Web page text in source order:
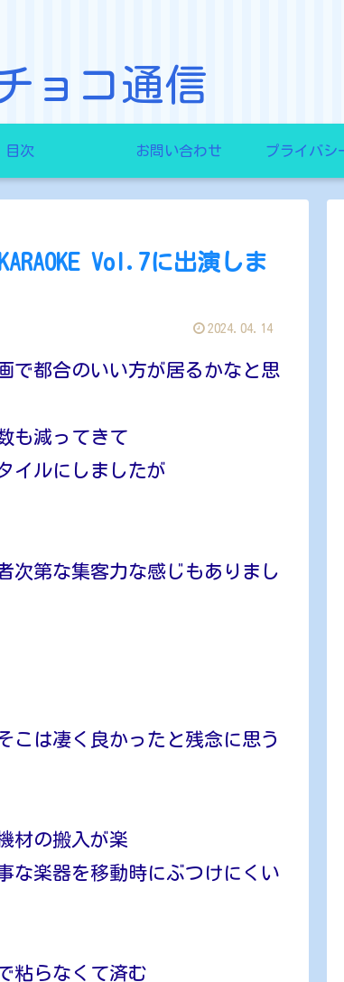
ョコ通信
目次 お問い合わせ プライバシ
Vol.7に出演しま
2024.04.14
で都合のいい方が居るかなと思
も減ってきて
イルにしましたが
次第な集客力な感じもありまし
こは凄く良かったと残念に思う
材の搬入が楽
な楽器を移動時にぶつけにくい
粘らなくて済む